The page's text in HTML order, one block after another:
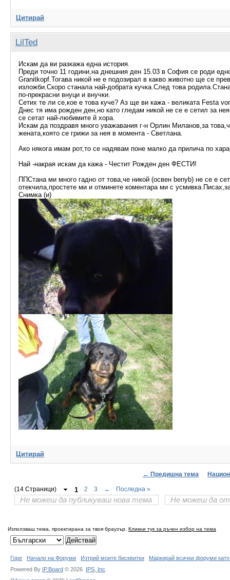
Цитирай
LilTed
Искам да ви разкажа една история.
Преди точно 11 години,на днешния ден 15.03 в София се роди
Granitkopf.Тогава никой не е подозирал в какво животно ще се
изложби.Скоро станала най-добрата кучка.След това
по-прекрасни внуци и внучки.
Сетих те ли се,кое е това куче? Аз ще ви кажа - великата Festa
Днес тя има рожден ден,но като гледам никой не се е сетил за
се сетат най-любимите й хора.
Искам да поздравя много уважавания г-н Орлин Миланов,за
жената,която се грижи за нея в момента - Светлана.
Ако някога имам рот,то се надявам поне малко да прилича по
Най -накрая искам да кажа - Честит Рожден ден ФЕСТИ!
ППСтана ми много гадно от това,че никой (освен benyb) не се е
отекчила,простете ми и отминете коментара ми с
Снимка (и)
Цитирай
← Предишна тема
(14 Страници) 1 2 3 → Последна »
Не можеш да публикуваш нова тема Не можеш да
Използваш тема, проектирана за твоя браузър. Кликни тук за ръчен избор на тема
Горе Начало на Форуми Изтрий моите бисквитки
Маркирай всички форуми
Powered By
IP.Board © 2026 IPS, Inc